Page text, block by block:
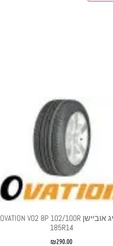
צמיג אוביישן OVATION V02 8P 102/100R
185R14
₪290.00